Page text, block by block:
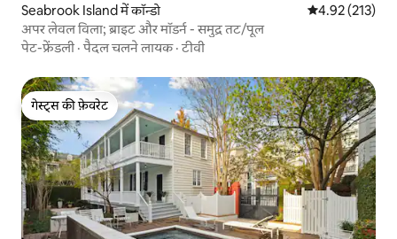
Seabrook Island में कॉन्डो औसत रेटिंग 5 में से
4.92 (213)
अपर लेवल विला; ब्राइट और मॉडर्न - समुद्र तट/पूल
पेट-फ्रेंडली ·पैदल चलने लायक·टीवी
गेस्ट्स की फ़ेवरेट
गेस्ट्स की फ़ेवरेट